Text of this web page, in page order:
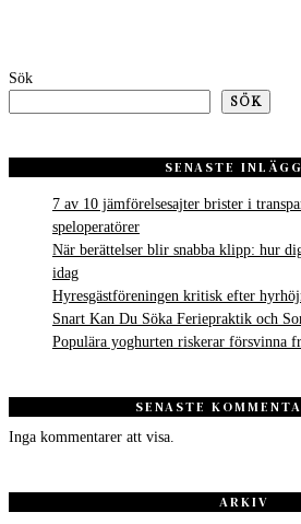
Sök
SÖK
SENASTE
7 av 10 jämförelsesajter brister i
speloperatörer
När berättelser blir snabba klipp: hur
idag
Hyresgästföreningen kritisk efter
Snart Kan Du Söka Feriepraktik och
Populära yoghurten riskerar försvinna
SENASTE
Inga kommentarer att visa.
ARKIV